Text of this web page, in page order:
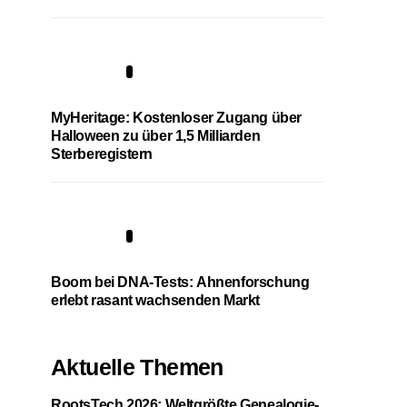
MyHeritage: Kostenloser Zugang über
Halloween zu über 1,5 Milliarden
Sterberegistern
Boom bei DNA-Tests: Ahnenforschung
erlebt rasant wachsenden Markt
Aktuelle Themen